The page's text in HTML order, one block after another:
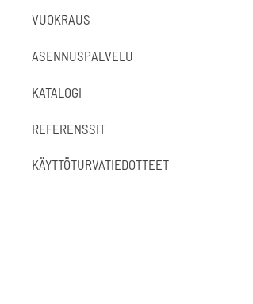
VUOKRAUS
ASENNUSPALVELU
KATALOGI
REFERENSSIT
KÄYTTÖTURVATIEDOTTEET